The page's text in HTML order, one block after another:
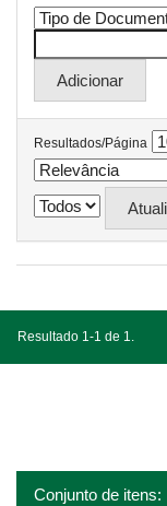
Resultados/Página
Resultado 1-1 de 1.
Conjunto de itens: